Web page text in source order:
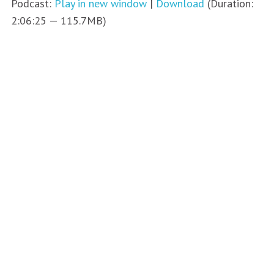
Podcast: Play in new window| Download (Duration:
2:06:25 — 115.7MB)